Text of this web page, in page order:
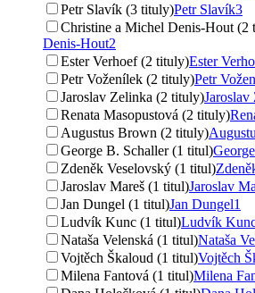
Petr Slavík (3 tituly)Petr Slavík3
Christine a Michel Denis-Hout (2
Denis-Hout2
Ester Verhoef (2 tituly)Ester
Petr Voženílek (2 tituly)Petr
Jaroslav Zelinka (2 tituly)Jaroslav
Renata Masopustová (2 tituly)
Augustus Brown (2 tituly)
George B. Schaller (1 titul)
Zdeněk Veselovský (1 titul)
Jaroslav Mareš (1 titul)Jaroslav
Jan Dungel (1 titul)Jan Dungel1
Ludvík Kunc (1 titul)Ludvík
Nataša Velenská (1 titul)Nataša
Vojtěch Škaloud (1 titul)Vojtěch
Milena Fantová (1 titul)Milena